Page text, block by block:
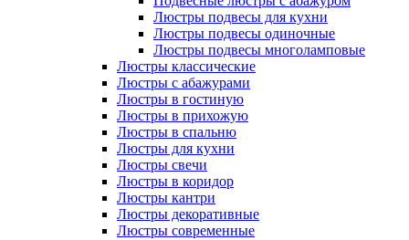
Люстры подвесы для кухни
Люстры подвесы одиночные
Люстры подвесы многоламповые
Люстры классические
Люстры с абажурами
Люстры в гостиную
Люстры в прихожую
Люстры в спальню
Люстры для кухни
Люстры свечи
Люстры в коридор
Люстры кантри
Люстры декоративные
Люстры современные